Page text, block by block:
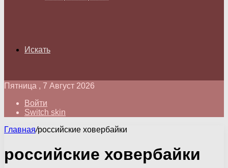
Искать
Пятница , 7 Август 2026
Войти
Switch skin
Главная/российские ховербайки
российские ховербайки